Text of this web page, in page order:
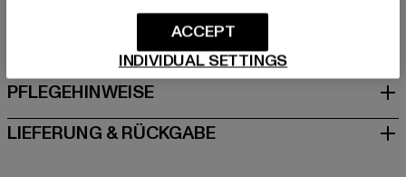
GRÖSSE & PASSFORM
PFLEGEHINWEISE
LIEFERUNG & RÜCKGABE
INDIVIDUAL SETTINGS
ACCEPT